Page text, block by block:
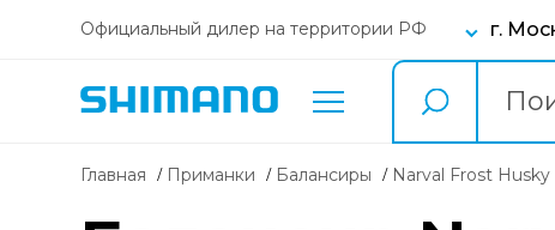
Официальный дилер на территории РФ г.
Главная Приманки балансиры Narval Frost Husky